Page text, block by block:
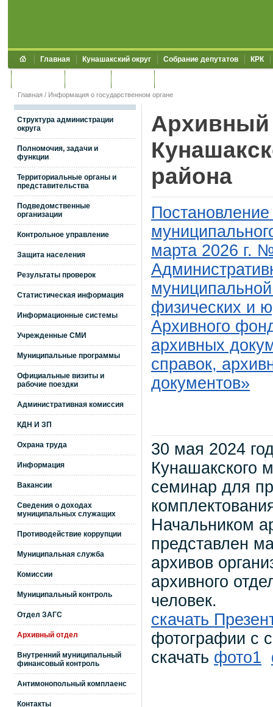
Главная Кунашакский округ Собрание депутатов КРК
Главная / Информация о государственном органе
Структура администрации
округа
Полномочия, задачи и
функции
Территориальные органы и
представительства
Подведомственные
организации
Контрольное управление
Защита населения
Результаты проверок
Статистическая информация
Информационные системы
Учрежденные СМИ
Муниципальные программы
Официальные визиты и
рабочие поездки
Административная комиссия
КДН И ЗП
Охрана труда
Информация
Вакансии
Сведения о доходах
муниципальных служащих
Противодействие коррупции
Муниципальная служба
Комиссии
Муниципальный контроль
Отдел ЗАГС
Архивный отдел
Внутренний муниципальный
финансовый контроль
Антимонопольный комплаенс
Контакты
Архивный
района
марта 2026 г.
физических и
Архивного
архивных
справок,
документов»
30 мая 2024
Кунашакского
семинар для
Начальником
представлен
архивов
архивного
человек.
скачать
фотографии с
скачать фото1